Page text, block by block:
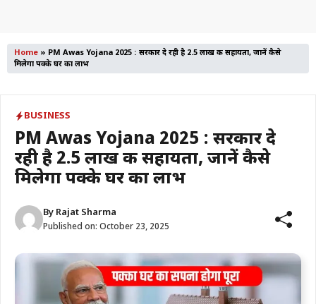
Home » PM Awas Yojana 2025 : सरकार दे रही है ₹2.5 लाख की सहायता, जानें कैसे
मिलेगा पक्के घर का लाभ
BUSINESS
PM Awas Yojana 2025 : सरकार दे
रही है ₹2.5 लाख की सहायता, जानें कैसे
मिलेगा पक्के घर का लाभ
By Rajat Sharma
Published on: October 23, 2025